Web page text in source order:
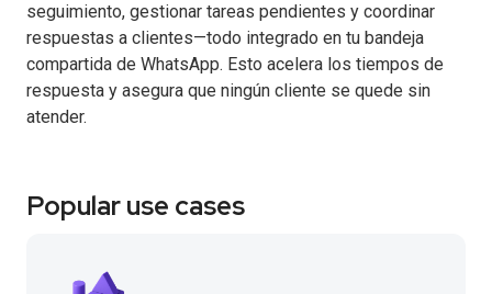
seguimiento, gestionar tareas pendientes y coordinar
respuestas a clientes—todo integrado en tu bandeja
compartida de WhatsApp. Esto acelera los tiempos de
respuesta y asegura que ningún cliente se quede sin
atender.
Popular use cases